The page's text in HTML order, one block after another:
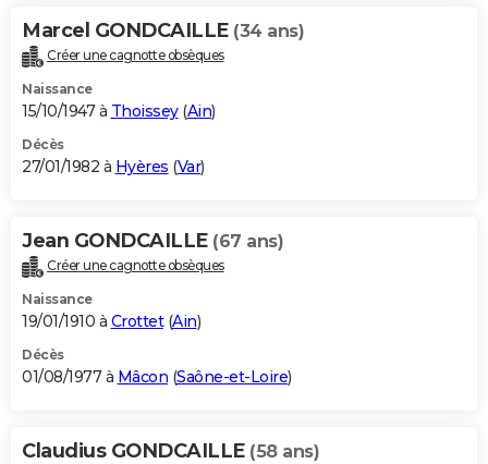
Marcel GONDCAILLE (34 ans)
Créer une cagnotte obsèques
Naissance
15/10/1947 à Thoissey(Ain)
Décès
27/01/1982 à Hyères (Var)
Jean GONDCAILLE (67 ans)
Créer une cagnotte obsèques
Naissance
19/01/1910 à Crottet(Ain)
Décès
01/08/1977 à Mâcon (Saône-et-Loire)
Claudius GONDCAILLE (58 ans)